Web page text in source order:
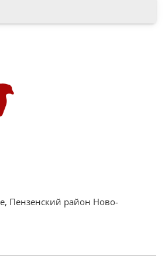
Пензенский район Ново-